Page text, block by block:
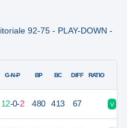
92-75 - PLAY-DOWN -
G-N-P BP BC DIFF RATIO
12-0-2 480 413 67 V